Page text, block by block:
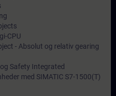
CPU
- Absolut og relativ gearing
Safety Integrated
med SIMATIC S7-1500(T)